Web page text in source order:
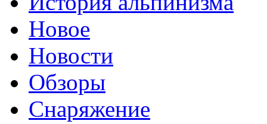
Новое
Новости
Обзоры
Снаряжение